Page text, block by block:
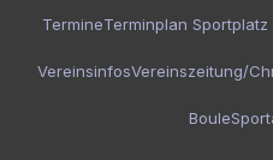
TermineTerminplan
VereinsinfosVereinszeitung/
Boule